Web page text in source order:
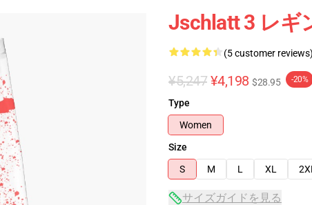
Jschlatt 3 レギ
(5 customer reviews)
¥5,247 ¥4,198 $28.95 -20%
Type
Women
Size
S
M L XL 2XL
サイズガイドを見る